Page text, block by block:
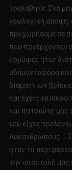
τρελάθηκε. Ένα
γεωλογική άποψη,
προχωρήσαμε σε
που προέρχονταν
κορυφές ήταν
αδαμαντοφόρα
διαμαντιών
και έχεις
και πατριώτη μας
εσύ είχες
Λυκάνθρωπους….
ήταν το
την αποστολή μας